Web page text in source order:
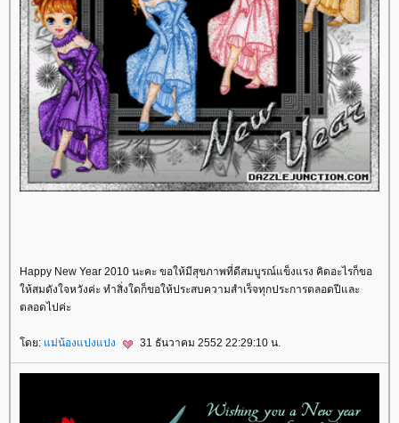
Happy New Year 2010 นะคะ ขอให้มีสุขภาพที่ดีสมบูรณ์แข็งแรง คิดอะไรก็ขอ
ห้สมดังใจหวังค่ะ ทำสิ่งใดก็ขอให้ประสบความสำเร็จทุกประการตลอดปีและ
ตลอดไปค่ะ
ดย: ม่น้องแปงแปง 31 ธันวาคม 2552 22:29:10 น.